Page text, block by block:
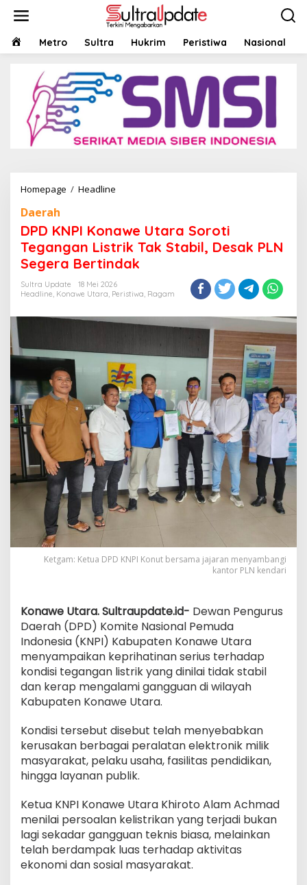
HOMEMetro Sultra Hukrim Peristiwa Nasional
Homepage / Headline
Utara
Soroti
Tegangan
Listrik
Stabil,
Desak
Segera
Daerah
DPD KNPI Konawe Utara Soroti
Tegangan Listrik Tak Stabil, Desak PLN
Segera Bertindak
Sultra Update
18 Mei 2026
Headline, Konawe Utara, Peristiwa, Ragam
Ketgam: Ketua DPD KNPI Konut bersama jajaran menyambangi
kantor PLN kendari
Konawe Utara. Sultraupdate.id- Dewan Pengurus
Daerah (DPD) Komite Nasional Pemuda
Indonesia (KNPI) Kabupaten Konawe Utara
menyampaikan keprihatinan serius terhadap
kondisi tegangan listrik yang dinilai tidak stabil
dan kerap mengalami gangguan di wilayah
Kabupaten Konawe Utara.
Kondisi tersebut disebut telah menyebabkan
kerusakan berbagai peralatan elektronik milik
masyarakat, pelaku usaha, fasilitas pendidikan,
hingga layanan publik.
Ketua KNPI Konawe Utara Khiroto Alam Achmad
menilai persoalan kelistrikan yang terjadi bukan
lagi sekadar gangguan teknis biasa, melainkan
telah berdampak luas terhadap aktivitas
ekonomi dan sosial masyarakat.